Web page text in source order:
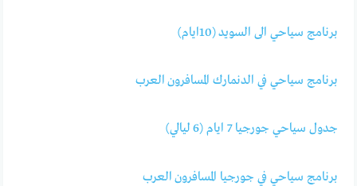
برنامج سياحي الى السويد (10ايام)
برنامج سياحي في الدنمارك المسافرون العرب
جدول سياحي جورجيا 7 ايام (6 ليالي)
برنامج سياحي في جورجيا المسافرون العرب